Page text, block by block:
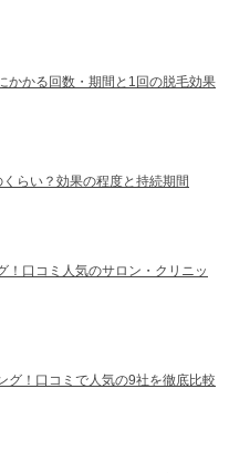
かかる回数・期間と1回の脱毛効果
らい？効果の程度と持続期間
！口コミ人気のサロン・クリニッ
グ！口コミで人気の9社を徹底比較